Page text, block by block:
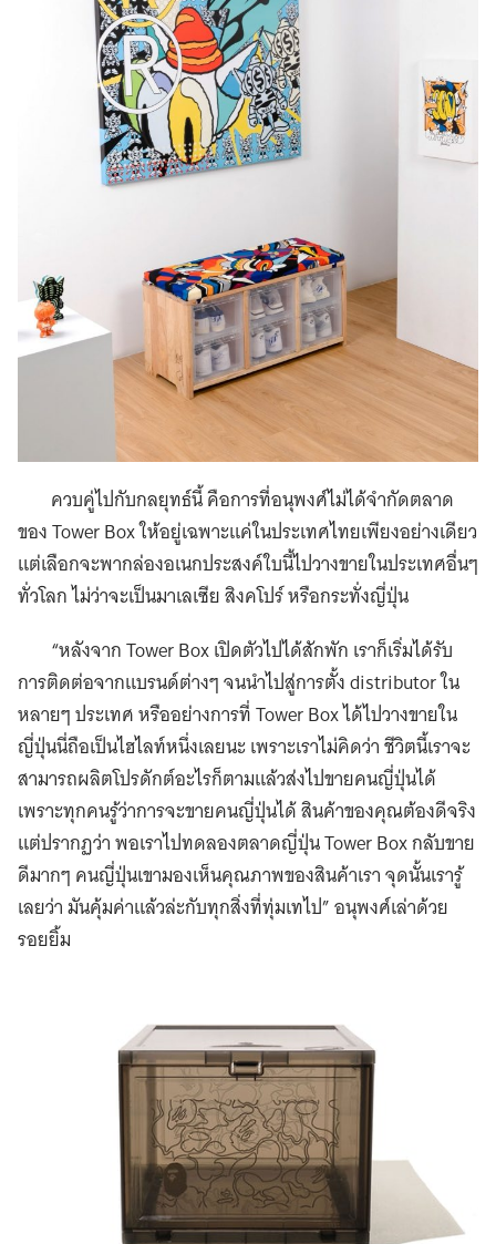
ควบคู่ไปกับกลยุทธ์นี้ คือการที่อนุพงศ์ไม่ได้จำกัดตลาด
ของ Tower Box ให้อยู่เฉพาะแค่ในประเทศไทยเพียงอย่างเดียว
แต่เลือกจะพากล่องอเนกประสงค์ใบนี้ไปวางขายในประเทศอื่นๆ
ทั่วโลก ไม่ว่าจะเป็นมาเลเซีย สิงคโปร์ หรือกระทั่งญี่ปุ่น
“หลังจาก Tower Box เปิดตัวไปได้สักพัก เราก็เริ่มได้รับ
การติดต่อจากแบรนด์ต่างๆ จนนำไปสู่การตั้ง distributor ใน
หลายๆ ประเทศ หรืออย่างการที่ Tower Box ได้ไปวางขายใน
ญี่ปุ่นนี่ถือเป็นไฮไลท์หนึ่งเลยนะ เพราะเราไม่คิดว่า ชีวิตนี้เราจะ
สามารถผลิตโปรดักต์อะไรก็ตามแล้วส่งไปขายคนญี่ปุ่นได้
เพราะทุกคนรู้ว่าการจะขายคนญี่ปุ่นได้ สินค้าของคุณต้องดีจริง
แต่ปรากฏว่า พอเราไปทดลองตลาดญี่ปุ่น Tower Box กลับขาย
ดีมากๆ คนญี่ปุ่นเขามองเห็นคุณภาพของสินค้าเรา จุดนั้นเรารู้
เลยว่า มันคุ้มค่าแล้วล่ะกับทุกสิ่งที่ทุ่มเทไป” อนุพงศ์เล่าด้วย
รอยยิ้ม